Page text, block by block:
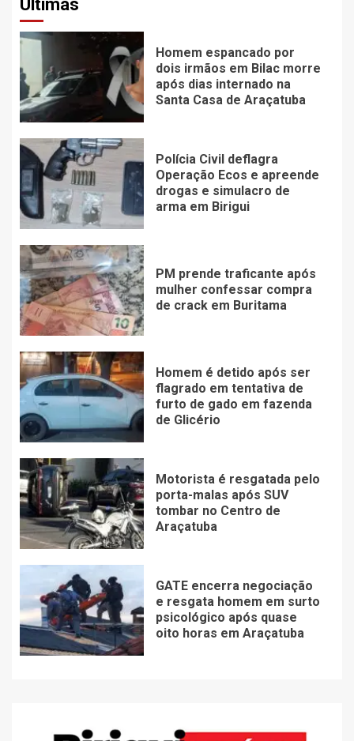
Últimas
Homem espancado por
dois irmãos em Bilac morre
após dias internado na
Santa Casa de Araçatuba
Polícia Civil deflagra
Operação Ecos e apreende
drogas e simulacro de
arma em Birigui
PM prende traficante após
mulher confessar compra
de crack em Buritama
Homem é detido após ser
flagrado em tentativa de
furto de gado em fazenda
de Glicério
Motorista é resgatada pelo
porta-malas após SUV
tombar no Centro de
Araçatuba
GATE encerra negociação
e resgata homem em surto
psicológico após quase
oito horas em Araçatuba